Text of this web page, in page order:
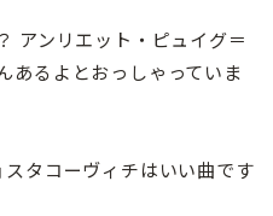
アンリエット・ピュイグ＝
あるよとおっしゃっていま
タコーヴィチはいい曲です